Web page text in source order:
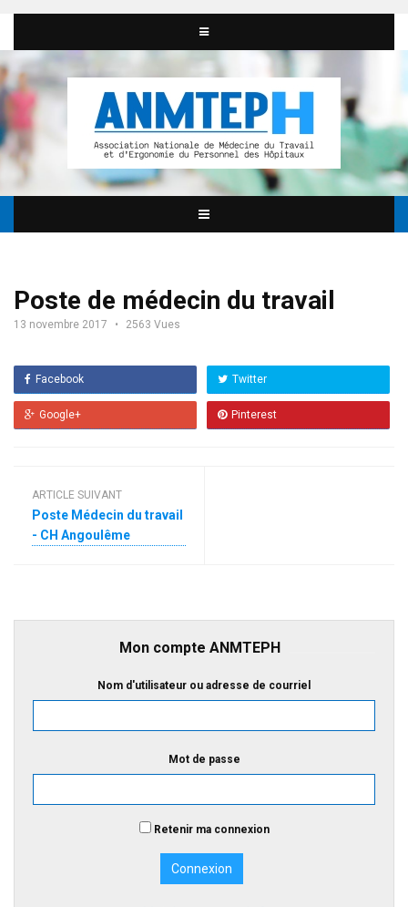
Poste de médecin du travail
13 novembre 2017 2563 Vues
Facebook Twitter
Google+ Pinterest
ARTICLE SUIVANT
Poste Médecin du travail
- CH Angoulême
Mon compte ANMTEPH
Nom d'utilisateur ou adresse de courriel
Mot de passe
Retenir ma connexion